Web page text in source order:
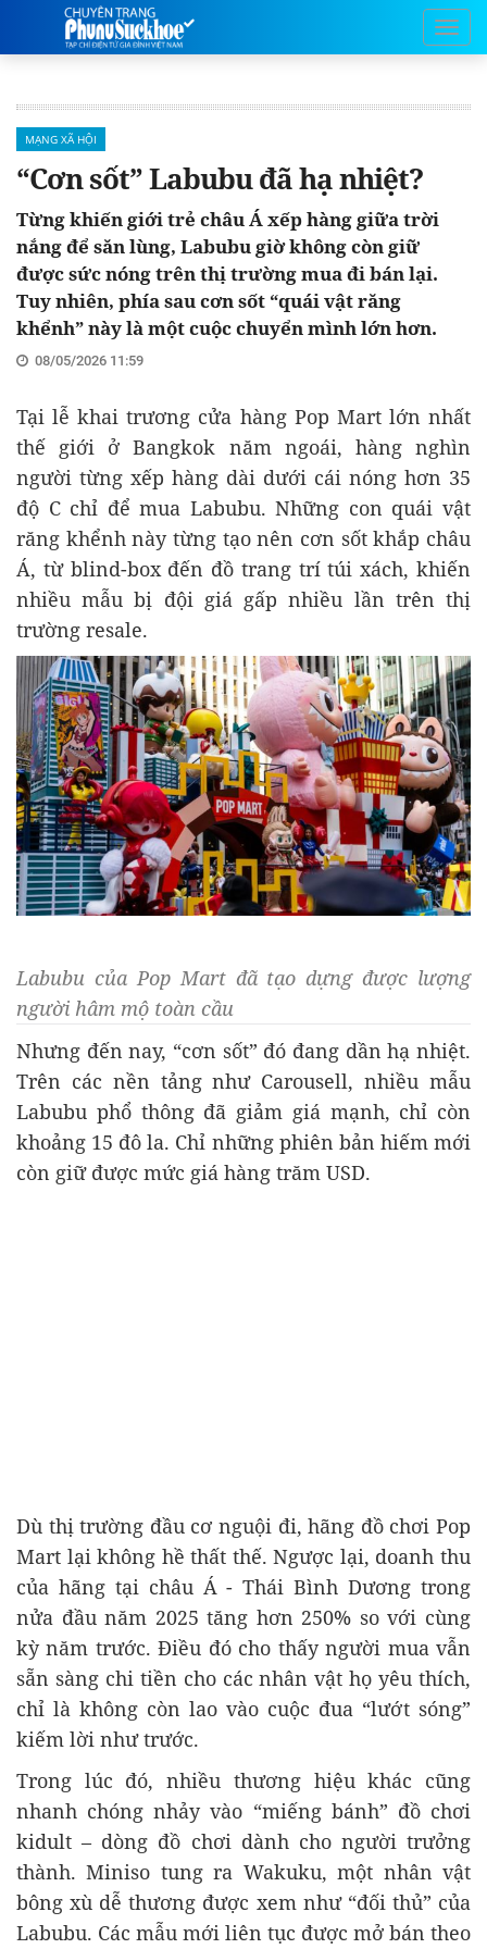
MẠNG XÃ HỘI
“Cơn sốt” Labubu đã hạ nhiệt?
Từng khiến giới trẻ châu Á xếp hàng giữa trời
nắng để săn lùng, Labubu giờ không còn giữ
được sức nóng trên thị trường mua đi bán lại.
Tuy nhiên, phía sau cơn sốt “quái vật răng
khểnh” này là một cuộc chuyển mình lớn hơn.
08/05/2026 11:59
Tại lễ khai trương cửa hàng Pop Mart lớn nhất
thế giới ở Bangkok năm ngoái, hàng nghìn
người từng xếp hàng dài dưới cái nóng hơn 35
độ C chỉ để mua Labubu. Những con quái vật
răng khểnh này từng tạo nên cơn sốt khắp châu
Á, từ blind-box đến đồ trang trí túi xách, khiến
nhiều mẫu bị đội giá gấp nhiều lần trên thị
trường resale.
Labubu của Pop Mart đã tạo dựng được lượng
người hâm mộ toàn cầu
Nhưng đến nay, “cơn sốt” đó đang dần hạ nhiệt.
Trên các nền tảng như Carousell, nhiều mẫu
Labubu phổ thông đã giảm giá mạnh, chỉ còn
khoảng 15 đô la. Chỉ những phiên bản hiếm mới
còn giữ được mức giá hàng trăm USD.
Dù thị trường đầu cơ nguội đi, hãng đồ chơi Pop
Mart lại không hề thất thế. Ngược lại, doanh thu
của hãng tại châu Á - Thái Bình Dương trong
nửa đầu năm 2025 tăng hơn 250% so với cùng
kỳ năm trước. Điều đó cho thấy người mua vẫn
sẵn sàng chi tiền cho các nhân vật họ yêu thích,
chỉ là không còn lao vào cuộc đua “lướt sóng”
kiếm lời như trước.
Trong lúc đó, nhiều thương hiệu khác cũng
nhanh chóng nhảy vào “miếng bánh” đồ chơi
kidult – dòng đồ chơi dành cho người trưởng
thành. Miniso tung ra Wakuku, một nhân vật
bông xù dễ thương được xem như “đối thủ” của
Labubu. Các mẫu mới liên tục được mở bán theo